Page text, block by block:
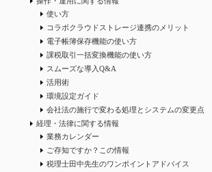
使い方
コラボクラウドストレージ連携のメリット
電子帳簿保存機能の使い方
課税取引一括変換機能の使い方
スムーズな導入Q&A
活用術
環境設定ガイド
会社法の施行で変わる処理とシステムの変更点
経理・法律に関する情報
業務カレンダー
ご存知ですか？この情報
税理士田中先生のワンポイントアドバイス